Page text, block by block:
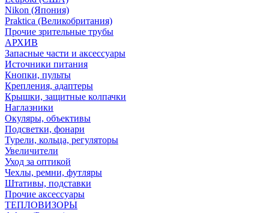
Nikon (Япония)
Praktica (Великобритания)
Прочие зрительные трубы
АРХИВ
Запасные части и аксессуары
Источники питания
Кнопки, пульты
Крепления, адаптеры
Крышки, защитные колпачки
Наглазники
Окуляры, объективы
Подсветки, фонари
Турели, кольца, регуляторы
Увеличители
Уход за оптикой
Чехлы, ремни, футляры
Штативы, подставки
Прочие аксессуары
ТЕПЛОВИЗОРЫ